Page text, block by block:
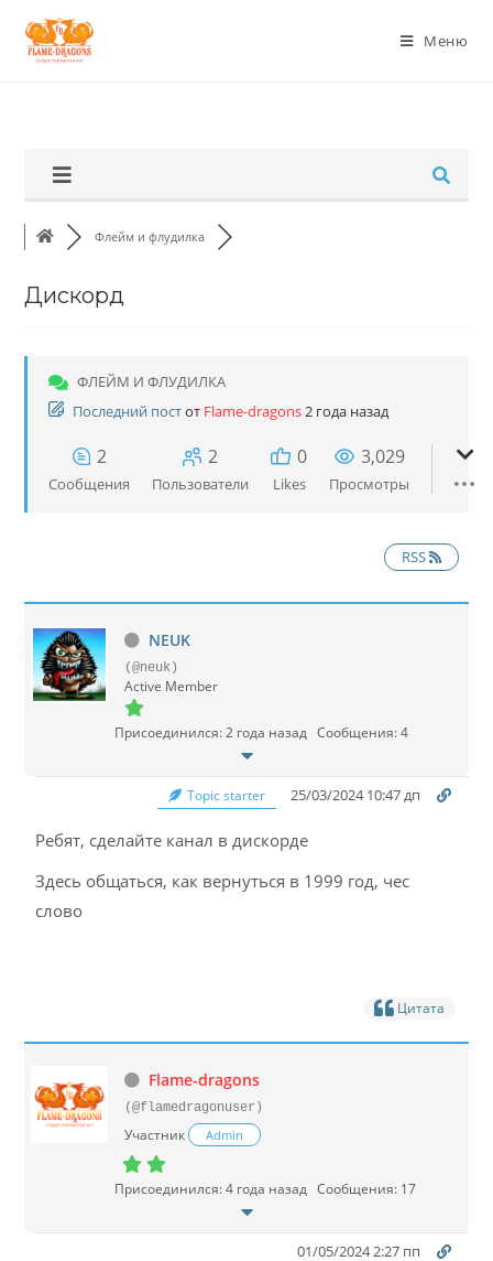
Меню
Флейм и флудилка
Дискорд
ФЛЕЙМ И ФЛУДИЛКА
Последний постот Flame-dragons2 года назад
2
Сообщения
2
Пользователи
0
Likes
3,029
Просмотры
RSS
NEUK
(@neuk)
Active Member
Присоединился: 2 года назад Сообщения: 4
Topic starter 25/03/2024 10:47 дп
Ребят, сделайте канал в дискорде
Здесь общаться, как вернуться в 1999 год, чес
слово
Цитата
Flame-dragons
(@flamedragonuser)
Участник Admin
Присоединился: 4 года назад Сообщения: 17
01/05/2024 2:27 пп